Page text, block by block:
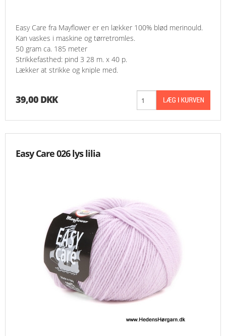
Easy Care fra Mayflower er en lækker 100% blød merinould.
Kan vaskes i maskine og tørretromles.
50 gram ca. 185 meter
Strikkefasthed: pind 3 28 m. x 40 p.
Lækker at strikke og kniple med.
39,00 DKK
Easy Care 026 lys lilia